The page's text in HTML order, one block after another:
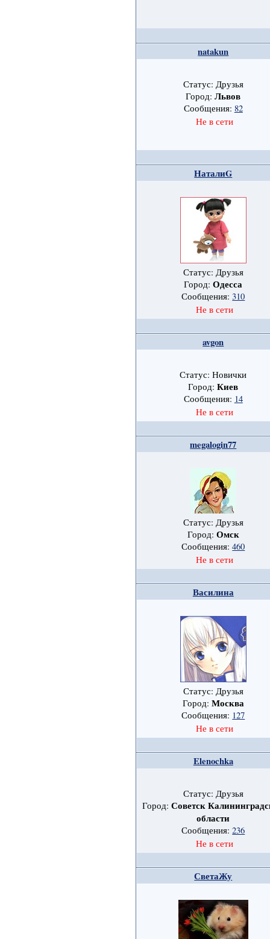
natakun
Статус: Друзья
Город:Львов
Сообщения: 82
Не в сети
НаталиG
Статус: Друзья
Город:Одесса
Сообщения:310
Не в сети
avgon
Статус: Новички
Город:Киев
Сообщения: 14
Не в сети
megalogin77
Статус: Друзья
Город: Омск
Сообщения:460
Не в сети
Василина
Статус: Друзья
Город: Москва
Сообщения: 127
Не в сети
Elenochka
Статус: Друзья
Город: Советск
области
Сообщения:236
Не в сети
СветаЖу